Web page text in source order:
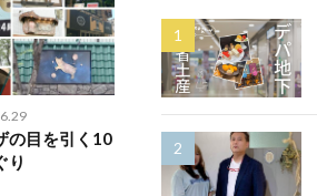
の目を引く10
り